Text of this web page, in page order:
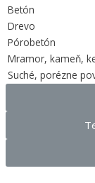
Betón
Drevo
Pórobetón
Mramor, kameň,
Suché, porézne